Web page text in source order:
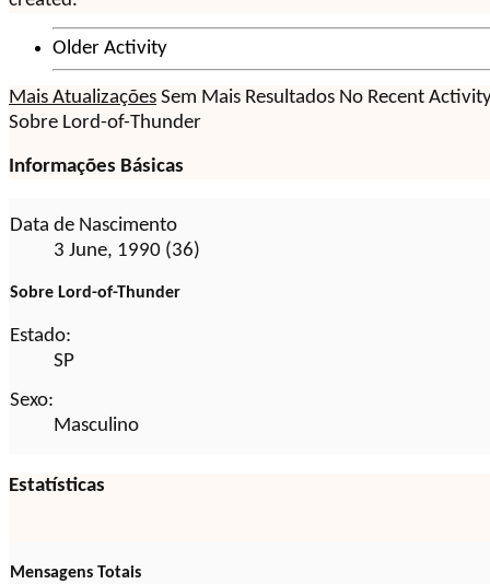
Older Activity
Mais Atualizações Sem Mais Resultados No Recent
Sobre Lord-of-Thunder
Informações Básicas
Data de Nascimento
3 June, 1990 (36)
Sobre Lord-of-Thunder
Estado:
SP
Sexo:
Masculino
Estatísticas
Mensagens Totais